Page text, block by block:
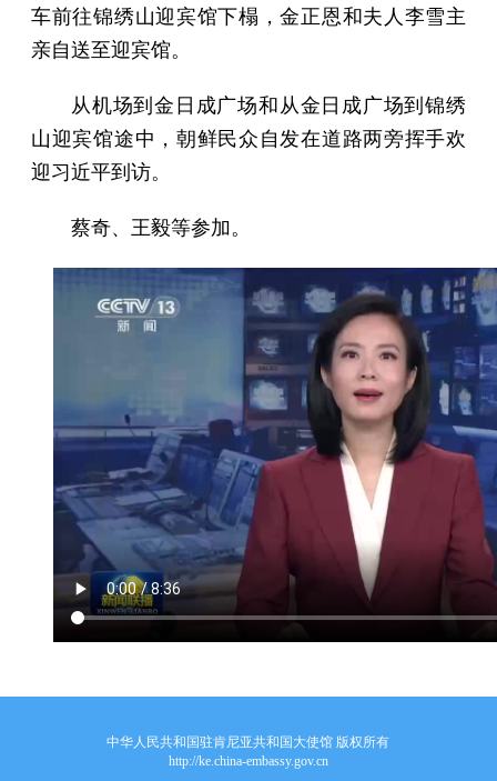
车前往锦绣山迎宾馆下榻，金正恩和夫人李雪主
亲自送至迎宾馆。
从机场到金日成广场和从金日成广场到锦绣
山迎宾馆途中，朝鲜民众自发在道路两旁挥手欢
迎习近平到访。
蔡奇、王毅等参加。
中华人民共和国驻肯尼亚共和国大使馆 版权所有
http://ke.china-embassy.gov.cn